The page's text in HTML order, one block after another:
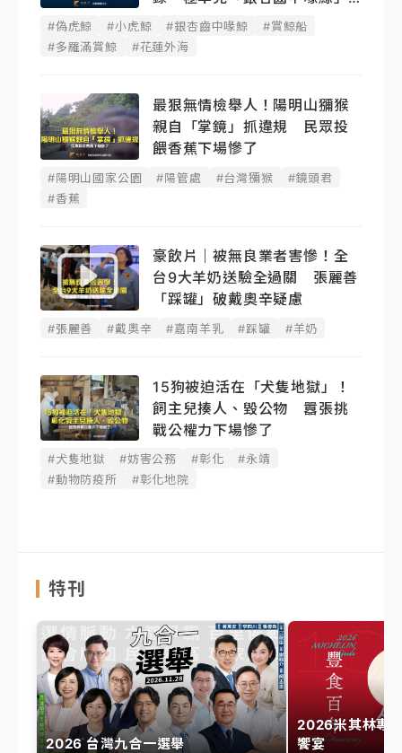
也快閃現身
#偽虎鯨 #小虎鯨 #銀杏齒中喙鯨
#賞鯨船
#多羅滿賞鯨
#花蓮外海
最狠無情檢舉人！陽明山獼猴
親自「掌鏡」抓違規 民眾投
餵香蕉下場慘了
#陽明山國家公園 #陽管處 #台灣獼猴
#鏡頭君
#香蕉
豪飲片｜被無良業者害慘！全
台9大羊奶送驗全過關 張麗善
「踩罐」破戴奧辛疑慮
#張麗善 #戴奧辛 #嘉南羊乳 #踩罐 #羊奶
15狗被迫活在「犬隻地獄」！
飼主兒揍人、毀公物 囂張挑
戰公權力下場慘了
#犬隻地獄 #妨害公務 #彰化
#永靖
#動物防疫所
#彰化地院
特刊
2026 台灣九合一選舉
2026米其林專
饗宴